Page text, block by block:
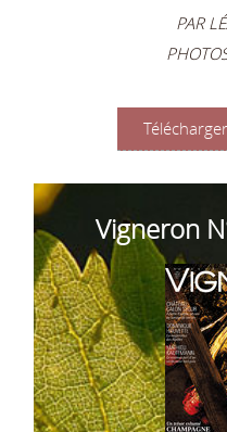
PAR
Vigneron